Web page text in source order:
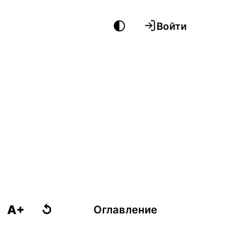
Войти
A+ ↺ Оглавление